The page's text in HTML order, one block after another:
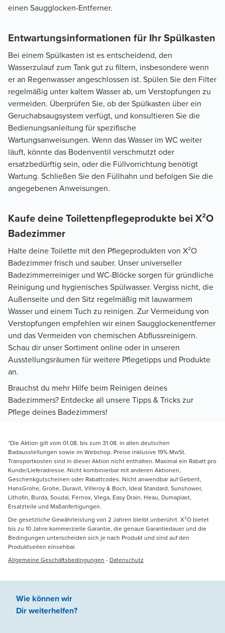
einen Saugglocken-Entferner.
Entwartungsinformationen für Ihr Spülkasten
Bei einem Spülkasten ist es entscheidend, den
Wasserzulauf zum Tank gut zu filtern, insbesondere wenn
er an Regenwasser angeschlossen ist. Spülen Sie den Filter
regelmäßig unter kaltem Wasser ab, um Verstopfungen zu
vermeiden. Überprüfen Sie, ob der Spülkasten über ein
Geruchabsaugsystem verfügt, und konsultieren Sie die
Bedienungsanleitung für spezifische
Wartungsanweisungen. Wenn das Wasser im WC weiter
läuft, könnte das Bodenventil verschmutzt oder
ersatzbedürftig sein, oder die Füllvorrichtung benötigt
Wartung. Schließen Sie den Füllhahn und befolgen Sie die
angegebenen Anweisungen.
Kaufe deine Toilettenpflegeprodukte bei X²O
Badezimmer
Halte deine Toilette mit den Pflegeprodukten von X²O
Badezimmer frisch und sauber. Unser universeller
Badezimmerreiniger und WC-Blöcke sorgen für gründliche
Reinigung und hygienisches Spülwasser. Vergiss nicht, die
Außenseite und den Sitz regelmäßig mit lauwarmem
Wasser und einem Tuch zu reinigen. Zur Vermeidung von
Verstopfungen empfehlen wir einen Saugglockenentferner
und das Vermeiden von chemischen Abflussreinigern.
Schau dir unser Sortiment online oder in unseren
Ausstellungsräumen für weitere Pflegetipps und Produkte
an.
Brauchst du mehr Hilfe beim Reinigen deines
Badezimmers? Entdecke all unsere Tipps & Tricks zur
Pflege deines Badezimmers!
*Die Aktion gilt vom 01.08. bis zum 31.08. in allen deutschen
Badausstellungen sowie im Webshop. Preise inklusive 19% MwSt.
Transportkosten sind in dieser Aktion nicht enthalten. Maximal ein Rabatt pro
Kunde/Lieferadresse. Nicht kombinierbar mit anderen Aktionen,
Geschenkgutscheinen oder Rabattcodes. Nicht anwendbar auf Geberit,
HansGrohe, Grohe, Duravit, Villeroy & Boch, Ideal Standard, Sunshower,
Lithofin, Burda, Soudal, Fernox, Viega, Easy Drain, Heau, Dumaplast,
Ersatzteile und Maßanfertigungen.
Die gesetzliche Gewährleistung von 2 Jahren bleibt unberührt. X²O bietet
bis zu 10 Jahre kommerzielle Garantie, die genaue Garantiedauer und die
Bedingungen unterscheiden sich je nach Produkt und sind auf den
Produktseiten einsehbar.
Allgemeine Geschäftsbedingungen - Datenschutz
Wie können wir
Dir weiterhelfen?